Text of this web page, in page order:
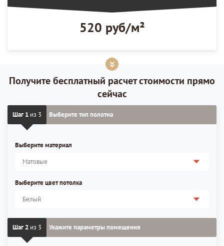
520 руб/м²
Получите бесплатный расчет стоимости прямо
сейчас
Шаг 1 из 3 Выберите тип полотна
Выберите материал
Выберите цвет потолка
Шаг 2 из 3 Укажите параметры помещения